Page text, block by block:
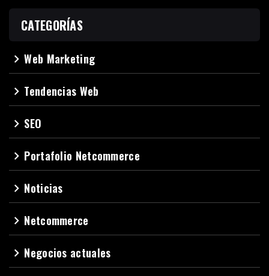
CATEGORÍAS
navigate_nextWeb Marketing
navigate_next Tendencias Web
navigate_next SEO
navigate_next Portafolio Netcommerce
navigate_next Noticias
navigate_next Netcommerce
navigate_next Negocios actuales